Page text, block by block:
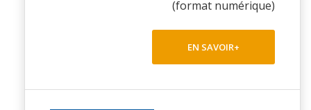
(format numérique)
EN SAVOIR+